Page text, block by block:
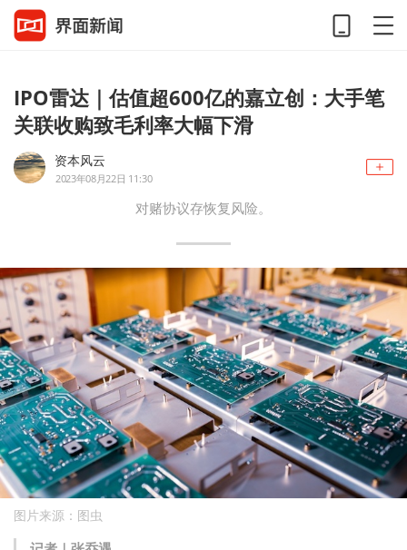
IPO雷达｜估值超600亿的嘉立创：大手笔
关联收购致毛利率大幅下滑
资本风云
2023年08月22日 11:30
对赌协议存恢复风险。
图片来源：图虫